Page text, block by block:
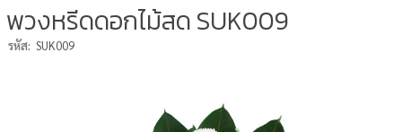
พวงหรีดดอกไม้สด SUK009
รหัส: SUK009